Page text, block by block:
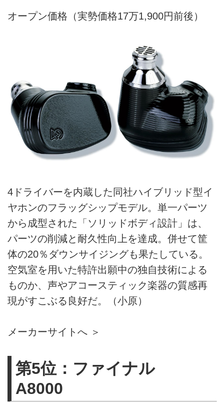
オープン価格（実勢価格17万1,900円前後）
4ドライバーを内蔵した同社ハイブリッド型イ
ヤホンのフラッグシップモデル。単一パーツ
から成型された「ソリッドボディ設計」は、
パーツの削減と耐久性向上を達成。併せて筐
体の20％ダウンサイジングも果たしている。
空気室を用いた特許出願中の独自技術による
ものか、声やアコースティック楽器の質感再
現がすこぶる良好だ。（小原）
メーカーサイトへ ＞
第5位：ファイナル
A8000